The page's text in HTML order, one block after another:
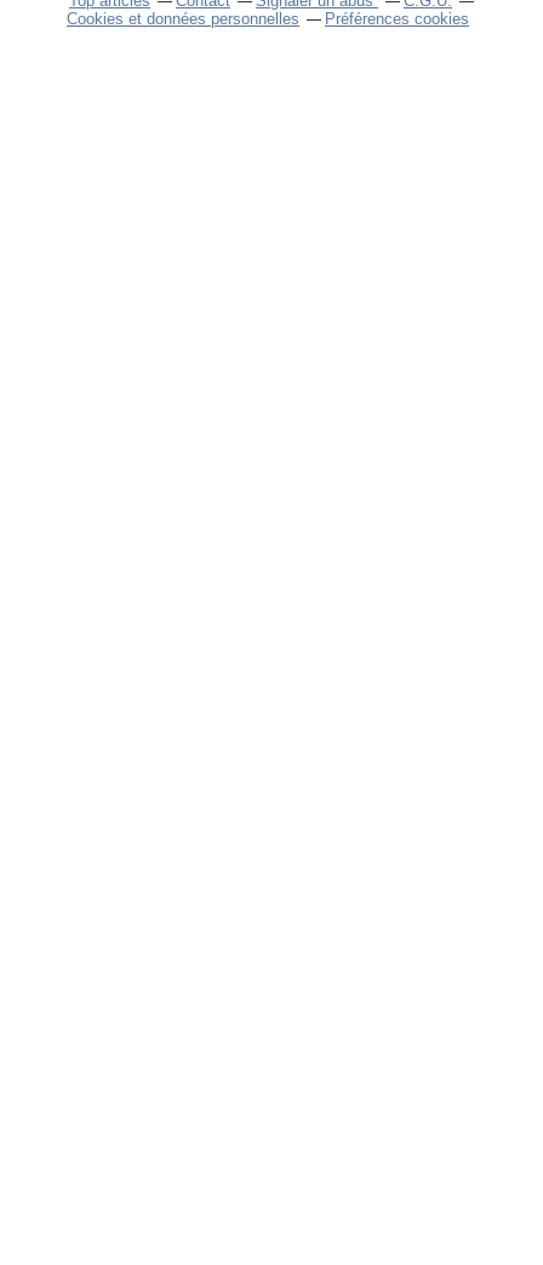
Cookies et données personnelles
Préférences cookies